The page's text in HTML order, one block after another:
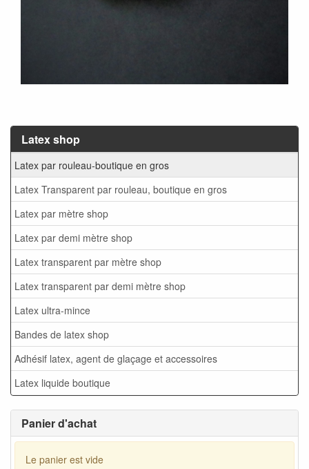
Latex shop
Latex par rouleau-boutique en gros
Latex Transparent par rouleau, boutique en gros
Latex par mètre shop
Latex par demi mètre shop
Latex transparent par mètre shop
Latex transparent par demi mètre shop
Latex ultra-mince
Bandes de latex shop
Adhésif latex, agent de glaçage et accessoires
Latex liquide boutique
Panier d'achat
Le panier est vide